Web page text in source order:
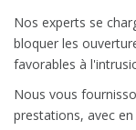
Nos experts se
bloquer les
favorables à
Nous vous
prestations, avec